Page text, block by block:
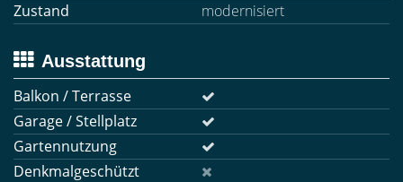
Zustand
modernisiert
Ausstattung
Balkon / Terrasse
Garage / Stellplatz
Gartennutzung
Denkmalgeschützt